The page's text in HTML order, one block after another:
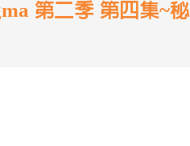
第二季 第四集~